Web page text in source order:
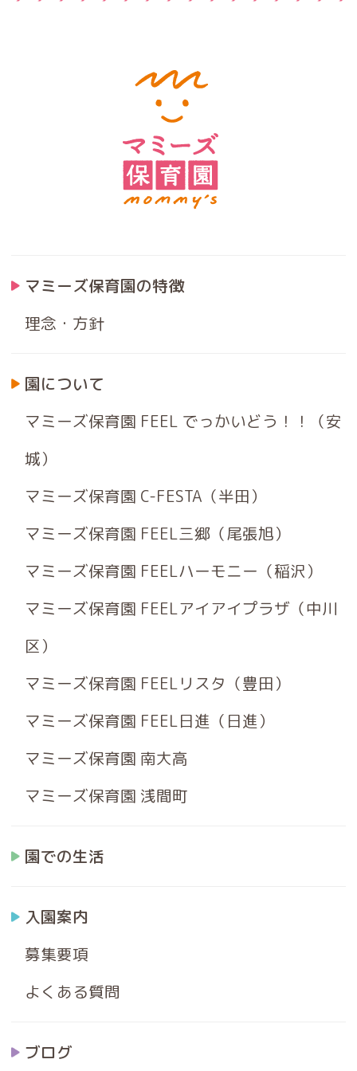
マミーズ保育園の特徴
理念・方針
園について
マミーズ保育園 FEEL でっかいどう！！（安
城）
マミーズ保育園 C-FESTA（半田）
マミーズ保育園 FEEL三郷（尾張旭）
マミーズ保育園 FEELハーモニー（稲沢）
マミーズ保育園 FEELアイアイプラザ（中川
区）
マミーズ保育園 FEELリスタ（豊田）
マミーズ保育園 FEEL日進（日進）
マミーズ保育園 南大高
マミーズ保育園 浅間町
園での生活
入園案内
募集要項
よくある質問
ブログ